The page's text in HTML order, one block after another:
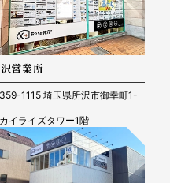
営業所
1115 埼玉県所沢市御幸町1-
イライズタワー1階